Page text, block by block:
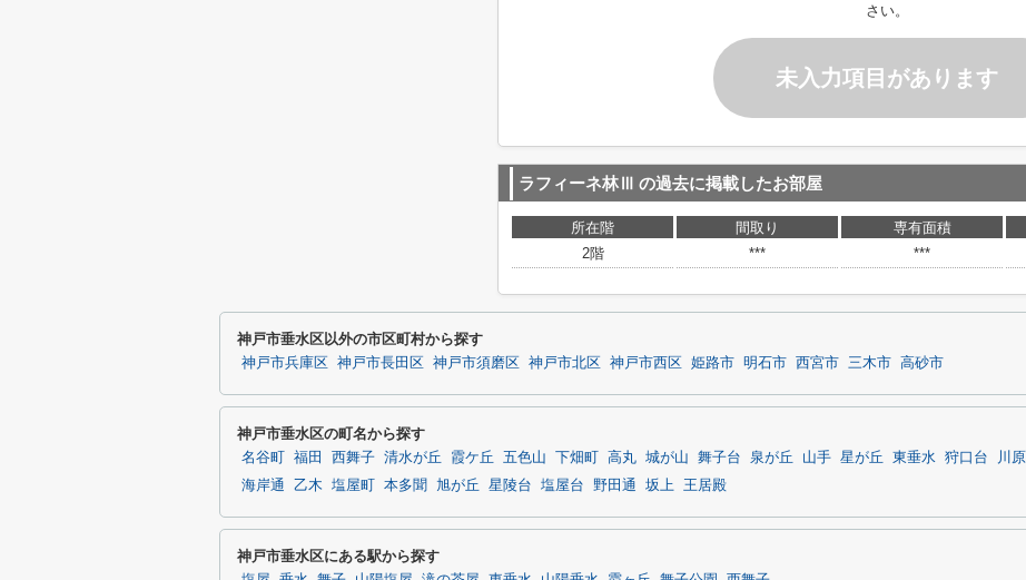
さい。
未入力項目があります
ラフィーネ林Ⅲ の過去に掲載したお部屋
所在階 間取り 専有面積
2階
*** ***
神戸市垂水区以外の市区町村から探す
神戸市兵庫区 神戸市長田区 神戸市須磨区 神戸市北区 神戸市西区 姫路市 明石市 西宮市 三木市 高砂市
神戸市垂水区の町名から探す
名谷町 福田 西舞子 清水が丘 霞ケ丘 五色山 下畑町 高丸 城が山 舞子台 泉が丘 山手 星が丘 東垂水 狩口台 川原
海岸通
乙木 塩屋町 本多聞 旭が丘 星陵台 塩屋台 野田通 坂上 王居殿
神戸市垂水区にある駅から探す